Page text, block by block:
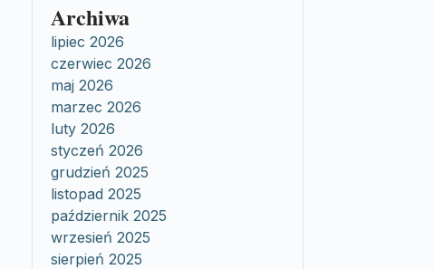
Archiwa
lipiec 2026
czerwiec 2026
maj 2026
marzec 2026
luty 2026
styczeń 2026
grudzień 2025
listopad 2025
październik 2025
wrzesień 2025
sierpień 2025